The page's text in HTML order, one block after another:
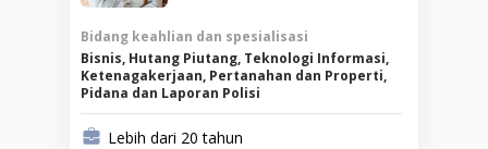
Bidang keahlian dan spesialisasi
Bisnis, Hutang Piutang, Teknologi Informasi,
Ketenagakerjaan, Pertanahan dan Properti,
Pidana dan Laporan Polisi
Lebih dari 20 tahun